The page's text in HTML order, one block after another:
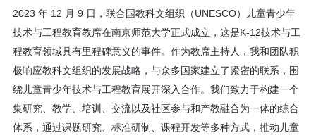
2023 年 12 月 9 日，联合国教科文组织（UNESCO）儿童青少年
技术与工程教育教席在南京师范大学正式成立，这是K-12技术与工
程教育领域具有里程碑意义的事件。作为教席主持人，我和团队积
极响应教科文组织的发展战略，与众多国家建立了紧密的联系，围
绕儿童青少年技术与工程教育展开深入合作。我们致力于构建一个
集研究、教学、培训、交流以及社区参与和产教融合为一体的综合
体系，通过课题研究、标准研制、课程开发等多种方式，推动儿童